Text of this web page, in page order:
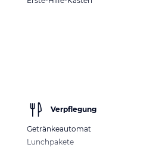
Verpflegung
Getränkeautomat
Lunchpakete